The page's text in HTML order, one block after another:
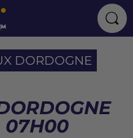
DORDOGNE
07H00